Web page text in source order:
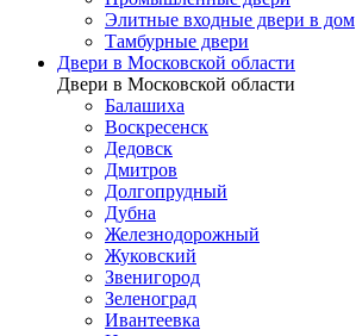
Элитные входные двери в дом
Тамбурные двери
Двери в Московской области
Двери в Московской области
Балашиха
Воскресенск
Дедовск
Дмитров
Долгопрудный
Дубна
Железнодорожный
Жуковский
Звенигород
Зеленоград
Ивантеевка